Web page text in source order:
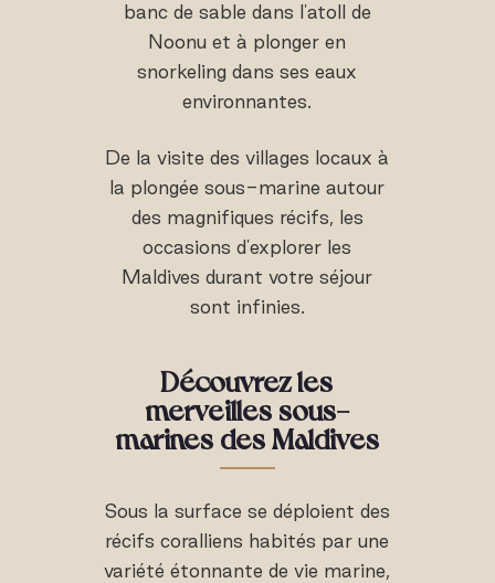
banc de sable dans l'atoll de
Noonu et à plonger en
snorkeling dans ses eaux
environnantes.
De la visite des villages locaux à
la plongée sous-marine autour
des magnifiques récifs, les
occasions d'explorer les
Maldives durant votre séjour
sont infinies.
Découvrez les
merveilles sous-
marines des Maldives
Sous la surface se déploient des
récifs coralliens habités par une
variété étonnante de vie marine,